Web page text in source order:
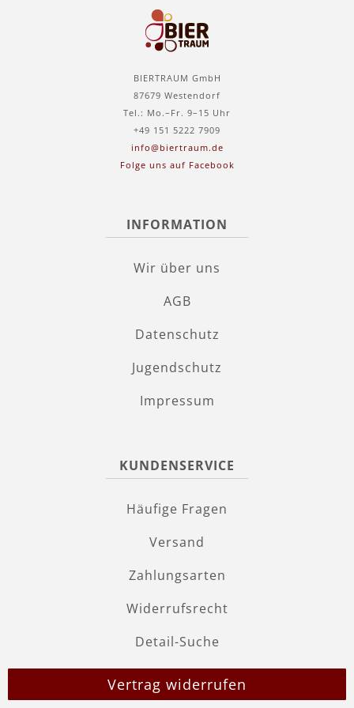
BIERTRAUM GmbH
87679 Westendorf
Tel.: Mo.–Fr. 9–15 Uhr
+49 151 5222 7909
info@biertraum.de
Folge uns auf Facebook
INFORMATION
Wir über uns
AGB
Datenschutz
Jugendschutz
Impressum
KUNDENSERVICE
Häufige Fragen
Versand
Zahlungsarten
Widerrufsrecht
Detail-Suche
Vertrag widerrufen